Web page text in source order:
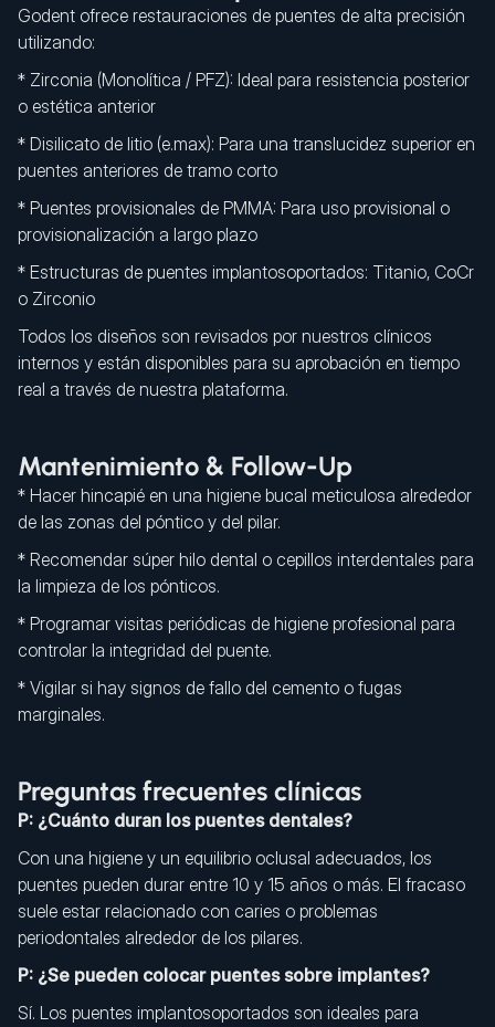
Godent ofrece restauraciones de puentes de alta precisión
utilizando:
* Zirconia (Monolítica / PFZ): Ideal para resistencia posterior
o estética anterior
* Disilicato de litio (e.max): Para una translucidez superior en
puentes anteriores de tramo corto
* Puentes provisionales de PMMA: Para uso provisional o
provisionalización a largo plazo
* Estructuras de puentes implantosoportados: Titanio, CoCr
o Zirconio
Todos los diseños son revisados por nuestros clínicos
internos y están disponibles para su aprobación en tiempo
real a través de nuestra plataforma.
Mantenimiento & Follow-Up
* Hacer hincapié en una higiene bucal meticulosa alrededor
de las zonas del póntico y del pilar.
* Recomendar súper hilo dental o cepillos interdentales para
la limpieza de los pónticos.
* Programar visitas periódicas de higiene profesional para
controlar la integridad del puente.
* Vigilar si hay signos de fallo del cemento o fugas
marginales.
Preguntas frecuentes clínicas
P: ¿Cuánto duran los puentes dentales?
Con una higiene y un equilibrio oclusal adecuados, los
puentes pueden durar entre 10 y 15 años o más. El fracaso
suele estar relacionado con caries o problemas
periodontales alrededor de los pilares.
P: ¿Se pueden colocar puentes sobre implantes?
Sí. Los puentes implantosoportados son ideales para